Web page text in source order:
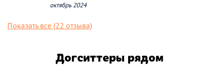
октябрь 2024
Показать все (22 отзыва)
Догситтеры рядом